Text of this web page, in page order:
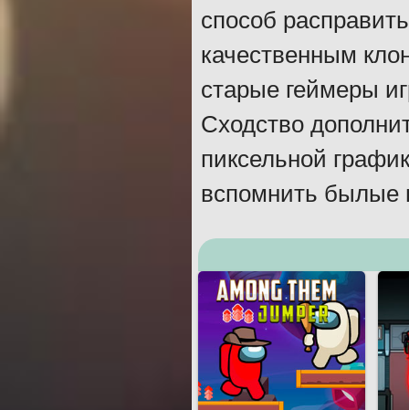
способ
качественным
старые геймеры
Сходство
пиксельной
вспомнить былые